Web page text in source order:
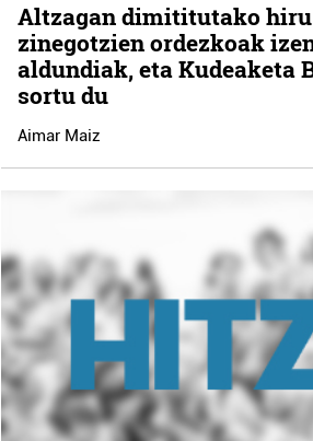
Altzagan dimititutako
zinegotzien ordezkoak
aldundiak, eta Kudeaketa
sortu du
Aimar Maiz